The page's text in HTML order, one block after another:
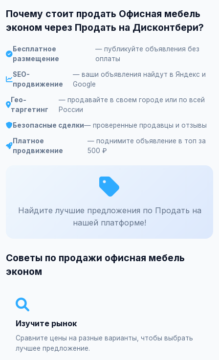
Почему стоит продать Офисная мебель
эконом через Продать на Дисконтбери?
Бесплатное
размещение
— публикуйте объявления без
оплаты
SEO-
продвижение
— ваши объявления найдут в Яндекс и
Google
Гео-
таргетинг
— продавайте в своем городе или по всей
России
Безопасные сделки— проверенные продавцы и отзывы
Платное
продвижение
— поднимите объявление в топ за
500 ₽
Найдите лучшие предложения по Продать на
нашей платформе!
Советы по продажи офисная мебель
эконом
Изучите рынок
Сравните цены на разные варианты, чтобы выбрать
лучшее предложение.